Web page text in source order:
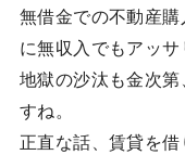
無借金での不動産
に無収入でもアッサ
地獄の沙汰も金次
すね。
正直な話、賃貸を